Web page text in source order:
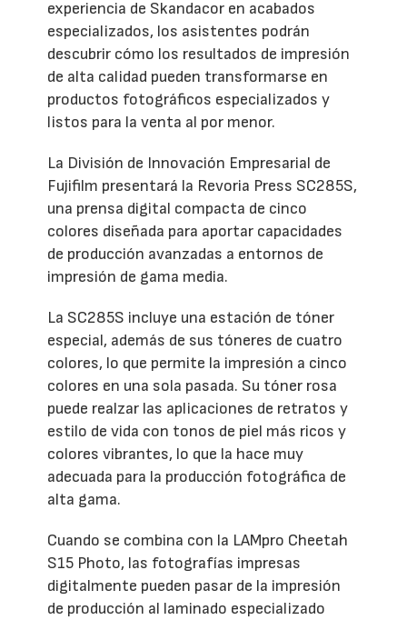
experiencia de Skandacor en acabados
especializados, los asistentes podrán
descubrir cómo los resultados de impresión
de alta calidad pueden transformarse en
productos fotográficos especializados y
listos para la venta al por menor.
La División de Innovación Empresarial de
Fujifilm presentará la Revoria Press SC285S,
una prensa digital compacta de cinco
colores diseñada para aportar capacidades
de producción avanzadas a entornos de
impresión de gama media.
La SC285S incluye una estación de tóner
especial, además de sus tóneres de cuatro
colores, lo que permite la impresión a cinco
colores en una sola pasada. Su tóner rosa
puede realzar las aplicaciones de retratos y
estilo de vida con tonos de piel más ricos y
colores vibrantes, lo que la hace muy
adecuada para la producción fotográfica de
alta gama.
Cuando se combina con la LAMpro Cheetah
S15 Photo, las fotografías impresas
digitalmente pueden pasar de la impresión
de producción al laminado especializado